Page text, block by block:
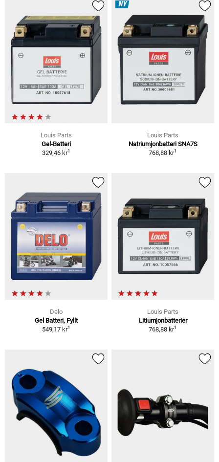
Louis Parts
Gel-Batteri
329,46 kr1
NY
Louis Parts
Natriumjonbatteri SNA7S
768,88 kr1
Delo
Gel Batteri, Fyllt
549,17 kr1
Louis Parts
Litiumjonbatterier
768,88 kr1